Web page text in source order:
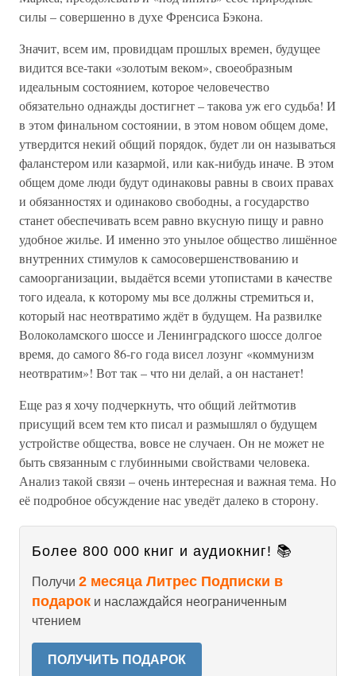
силы – совершенно в духе Френсиса Бэкона.
Значит, всем им, провидцам прошлых времен, будущее
видится все-таки «золотым веком», своеобразным
идеальным состоянием, которое человечество
обязательно однажды достигнет – такова уж его судьба! И
в этом финальном состоянии, в этом новом общем доме,
утвердится некий общий порядок, будет ли он называться
фаланстером или казармой, или как-нибудь иначе. В этом
общем доме люди будут одинаковы равны в своих правах
и обязанностях и одинаково свободны, а государство
станет обеспечивать всем равно вкусную пищу и равно
удобное жилье. И именно это унылое общество лишённое
внутренних стимулов к самосовершенствованию и
самоорганизации, выдаётся всеми утопистами в качестве
того идеала, к которому мы все должны стремиться и,
который нас неотвратимо ждёт в будущем. На развилке
Волоколамского шоссе и Ленинградского шоссе долгое
время, до самого 86-го года висел лозунг «коммунизм
неотвратим»! Вот так – что ни делай, а он настанет!
Еще раз я хочу подчеркнуть, что общий лейтмотив
присущий всем тем кто писал и размышлял о будущем
устройстве общества, вовсе не случаен. Он не может не
быть связанным с глубинными свойствами человека.
Анализ такой связи – очень интересная и важная тема. Но
её подробное обсуждение нас уведёт далеко в сторону.
Более 800 000 книг и аудиокниг! 📚
Получи 2 месяца Литрес Подписки в
подарок и наслаждайся неограниченным
чтением
ПОЛУЧИТЬ ПОДАРОК